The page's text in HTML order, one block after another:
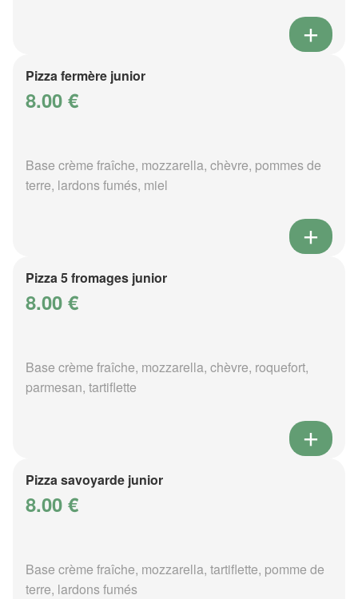
Pizza fermère junior
8.00 €
Base crème fraîche, mozzarella, chèvre, pommes de
terre, lardons fumés, miel
Pizza 5 fromages junior
8.00 €
Base crème fraîche, mozzarella, chèvre, roquefort,
parmesan, tartiflette
Pizza savoyarde junior
8.00 €
Base crème fraîche, mozzarella, tartiflette, pomme de
terre, lardons fumés